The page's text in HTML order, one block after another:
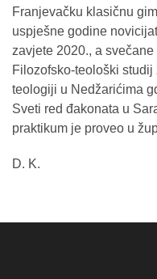
Franjevačku klasičnu
uspješne godine
zavjete 2020., a
Filozofsko-teološki
teologiji u Nedžarićima
Sveti red đakonata u
praktikum je proveo u
D. K.